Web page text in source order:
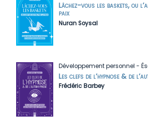
Lâchez-vous les baskets, ou
paix
Nuran Soysal
Développement personnel -
Les clefs de l’hypnose & de
Frédéric Barbey